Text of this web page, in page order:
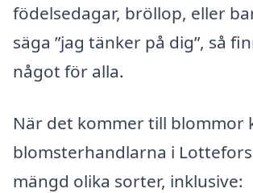
födelsedagar, bröllop, eller
säga ”jag tänker på dig”, så
något för alla.
När det kommer till blommor
blomsterhandlarna i
mängd olika sorter, inklusive: